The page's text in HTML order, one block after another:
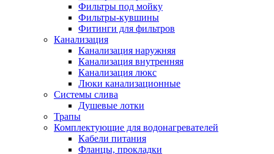
Оплата и доставка
Сервис-центр
Адреса Сервис-центров
Условия возврата товара
Фильтры под мойку
Фильтры-кувшины
Фитинги для фильтров
Канализация
Канализация наружняя
Канализация внутренняя
Канализация люкс
Люки канализационные
Системы слива
Душевые лотки
Трапы
Комплектующие для водонагревателей
Кабели питания
Фланцы, прокладки